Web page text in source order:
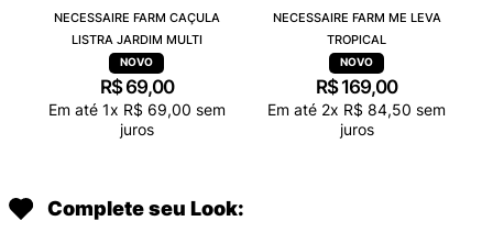
NECESSAIRE FARM CAÇULA
LISTRA JARDIM MULTI
R$ 69,00
Em até 1x R$ 69,00 sem
juros
NECESSAIRE FARM ME LEVA
TROPICAL
R$ 169,00
Em até 2x R$ 84,50 sem
juros
Complete seu Look: